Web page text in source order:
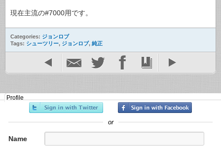
現在主流の#7000用です。
Categories: ジョンロブ
Tags: シューツリー, ジョンロブ, 純正
Profile
or
Name